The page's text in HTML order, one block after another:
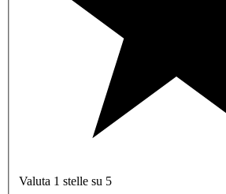
Valuta 1 stelle su 5